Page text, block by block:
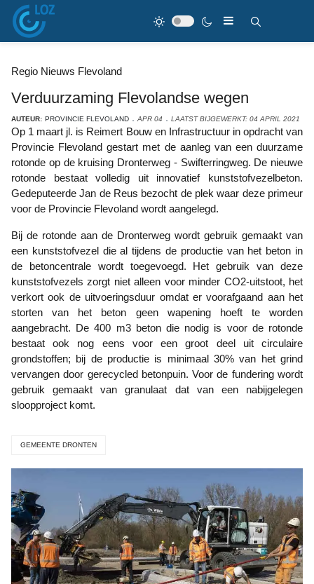
Regio Nieuws Flevoland
Verduurzaming Flevolandse wegen
AUTEUR: PROVINCIE FLEVOLAND APR 04 LAATST BIJGEWERKT: 04 APRIL 2021
Op 1 maart jl. is Reimert Bouw en Infrastructuur in opdracht van
Provincie Flevoland gestart met de aanleg van een duurzame
rotonde op de kruising Dronterweg - Swifterringweg. De nieuwe
rotonde bestaat volledig uit innovatief kunststofvezelbeton.
Gedeputeerde Jan de Reus bezocht de plek waar deze primeur
voor de Provincie Flevoland wordt aangelegd.
Bij de rotonde aan de Dronterweg wordt gebruik gemaakt van
een kunststofvezel die al tijdens de productie van het beton in
de betoncentrale wordt toegevoegd. Het gebruik van deze
kunststofvezels zorgt niet alleen voor minder CO2-uitstoot, het
verkort ook de uitvoeringsduur omdat er voorafgaand aan het
storten van het beton geen wapening hoeft te worden
aangebracht. De 400 m3 beton die nodig is voor de rotonde
bestaat ook nog eens voor een groot deel uit circulaire
grondstoffen; bij de productie is minimaal 30% van het grind
vervangen door gerecycled betonpuin. Voor de fundering wordt
gebruik gemaakt van granulaat dat van een nabijgelegen
sloopproject komt.
GEMEENTE DRONTEN